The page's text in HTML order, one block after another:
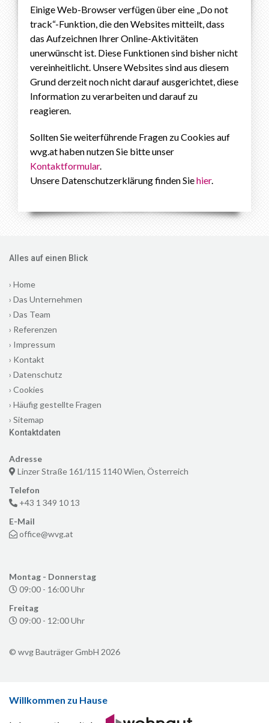
Einige Web-Browser verfügen über eine „Do not
track“-Funktion, die den Websites mitteilt, dass
das Aufzeichnen Ihrer Online-Aktivitäten
unerwünscht ist. Diese Funktionen sind bisher nicht
vereinheitlicht. Unsere Websites sind aus diesem
Grund derzeit noch nicht darauf ausgerichtet, diese
Information zu verarbeiten und darauf zu
reagieren.
Sollten Sie weiterführende Fragen zu Cookies auf
wvg.at haben nutzen Sie bitte unser
Kontaktformular.
Unsere Datenschutzerklärung finden Siehier.
Alles auf einen Blick
› Home
› Das Unternehmen
› Das Team
› Referenzen
› Impressum
› Kontakt
› Datenschutz
› Cookies
› Häufig gestellte Fragen
› Sitemap
Kontaktdaten
Adresse
Linzer Straße 161/115 1140 Wien, Österreich
Telefon
+43 1 349 10 13
E-Mail
office@wvg.at
Montag - Donnerstag
09:00 - 16:00 Uhr
Freitag
09:00 - 12:00 Uhr
© wvg Bauträger GmbH 2026
Willkommen zu Hause